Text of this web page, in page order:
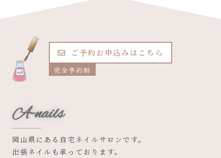
ご予約お申込みはこちら
完全予約制
A-nails
岡山県にある自宅ネイルサロンです。
出張ネイルも承っております。